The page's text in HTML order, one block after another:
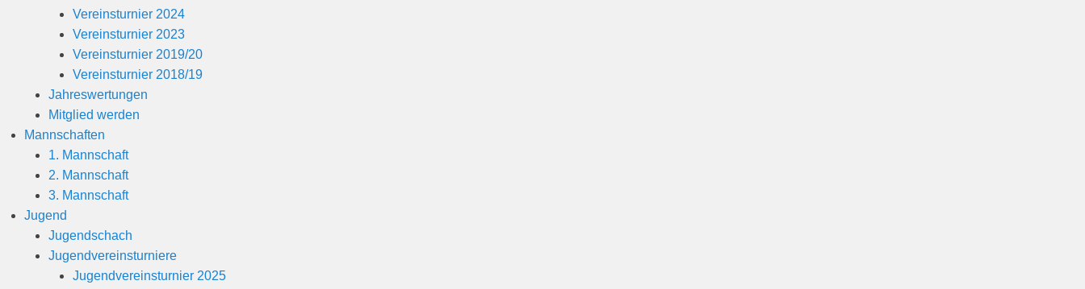
Vereinsturnier 2024
Vereinsturnier 2023
Vereinsturnier 2019/20
Vereinsturnier 2018/19
Jahreswertungen
Mitglied werden
Mannschaften
1. Mannschaft
2. Mannschaft
3. Mannschaft
Jugend
Jugendschach
Jugendvereinsturniere
Jugendvereinsturnier 2025